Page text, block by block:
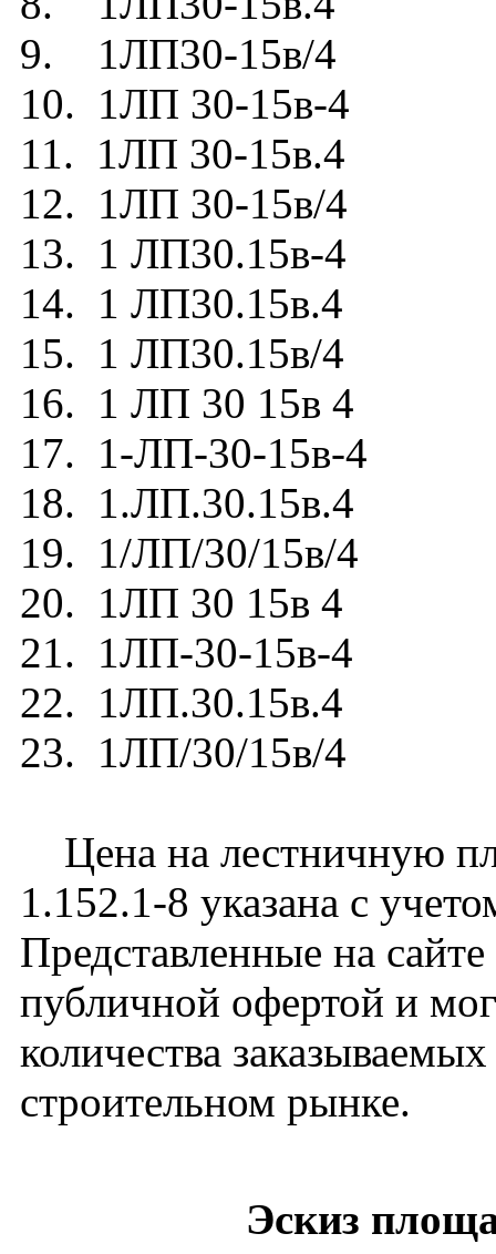
9. 1ЛП30-15в/4
10. 1ЛП 30-15в-4
11. 1ЛП 30-15в.4
12. 1ЛП 30-15в/4
13. 1 ЛП30.15в-4
14. 1 ЛП30.15в.4
15. 1 ЛП30.15в/4
16. 1 ЛП 30 15в 4
17. 1-ЛП-30-15в-4
18. 1.ЛП.30.15в.4
19. 1/ЛП/30/15в/4
20. 1ЛП 30 15в 4
21. 1ЛП-30-15в-4
22. 1ЛП.30.15в.4
23. 1ЛП/30/15в/4
Цена на лестничную
1.152.1-8 указана с
Представленные на
публичной офертой и
количества
строительном рынке.
Эскиз